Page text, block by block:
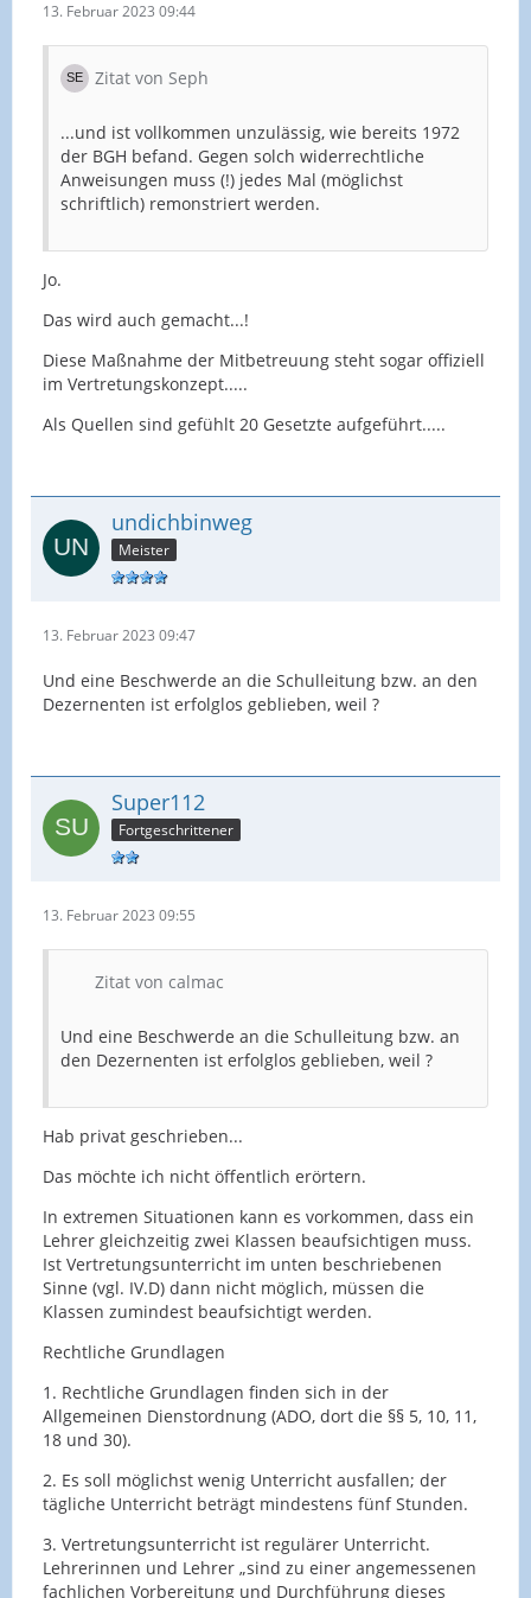
13. Februar 2023 09:44
Zitat von Seph
...und ist vollkommen unzulässig, wie bereits 1972
der BGH befand. Gegen solch widerrechtliche
Anweisungen muss (!) jedes Mal (möglichst
schriftlich) remonstriert werden.
Jo.
Das wird auch gemacht...!
Diese Maßnahme der Mitbetreuung steht sogar offiziell
im Vertretungskonzept.....
Als Quellen sind gefühlt 20 Gesetzte aufgeführt.....
undichbinweg
Meister
13. Februar 2023 09:47
Und eine Beschwerde an die Schulleitung bzw. an den
Dezernenten ist erfolglos geblieben, weil ?
Super112
Fortgeschrittener
13. Februar 2023 09:55
Zitat von calmac
Und eine Beschwerde an die Schulleitung bzw. an
den Dezernenten ist erfolglos geblieben, weil ?
Hab privat geschrieben...
Das möchte ich nicht öffentlich erörtern.
In extremen Situationen kann es vorkommen, dass ein
Lehrer gleichzeitig zwei Klassen beaufsichtigen muss.
Ist Vertretungsunterricht im unten beschriebenen
Sinne (vgl. IV.D) dann nicht möglich, müssen die
Klassen zumindest beaufsichtigt werden.
Rechtliche Grundlagen
1. Rechtliche Grundlagen finden sich in der
Allgemeinen Dienstordnung (ADO, dort die §§ 5, 10, 11,
18 und 30).
2. Es soll möglichst wenig Unterricht ausfallen; der
tägliche Unterricht beträgt mindestens fünf Stunden.
3. Vertretungsunterricht ist regulärer Unterricht.
Lehrerinnen und Lehrer „sind zu einer angemessenen
fachlichen Vorbereitung und Durchführung dieses